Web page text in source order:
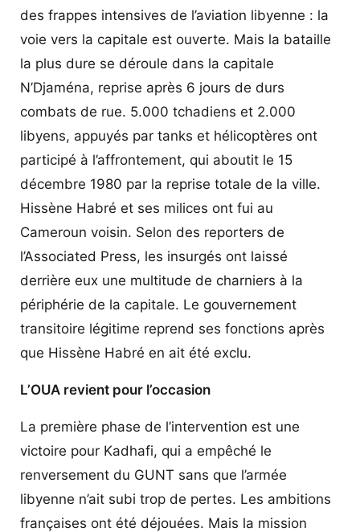
des frappes intensives de l’aviation libyenne : la
voie vers la capitale est ouverte. Mais la bataille
la plus dure se déroule dans la capitale
N’Djaména, reprise après 6 jours de durs
combats de rue. 5.000 tchadiens et 2.000
libyens, appuyés par tanks et hélicoptères ont
participé à l’affrontement, qui aboutit le 15
décembre 1980 par la reprise totale de la ville.
Hissène Habré et ses milices ont fui au
Cameroun voisin. Selon des reporters de
l’Associated Press, les insurgés ont laissé
derrière eux une multitude de charniers à la
périphérie de la capitale. Le gouvernement
transitoire légitime reprend ses fonctions après
que Hissène Habré en ait été exclu.
L’OUA revient pour l’occasion
La première phase de l’intervention est une
victoire pour Kadhafi, qui a empêché le
renversement du GUNT sans que l’armée
libyenne n’ait subi trop de pertes. Les ambitions
françaises ont été déjouées. Mais la mission